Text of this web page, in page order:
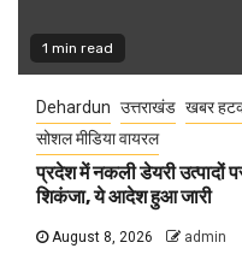
1 min read
Dehardun उत्तराखंड खबर
सोशल मीडिया वायरल
प्रदेश में नकली डेयरी उत्पादों
शिकंजा, ये आदेश हुआ जारी
August 8, 2026 admin